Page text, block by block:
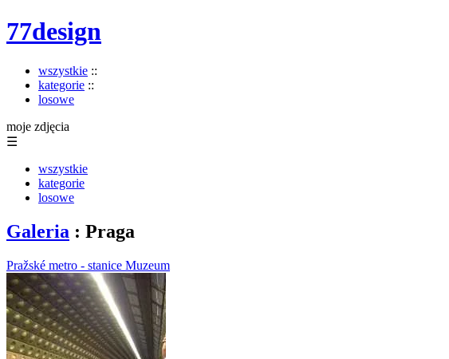
77design
wszystkie ::
kategorie ::
losowe
moje zdjęcia
☰
wszystkie
kategorie
losowe
Galeria : Praga
Pražské metro - stanice Muzeum